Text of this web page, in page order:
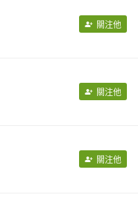
關注他
關注他
關注他